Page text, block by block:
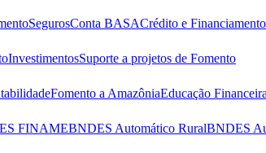
SegurosConta BASACrédito e
InvestimentosSuporte a projetos de Fomento
Fomento a AmazôniaEducação Financeira
FINAMEBNDES Automático RuralBNDES